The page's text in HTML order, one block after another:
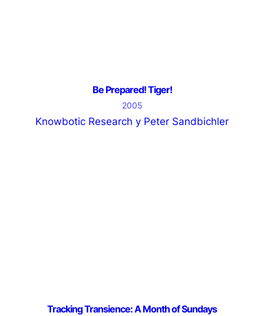
Be Prepared! Tiger!
2005
Knowbotic Research y Peter Sandbichler
Tracking Transience: A Month of Sundays